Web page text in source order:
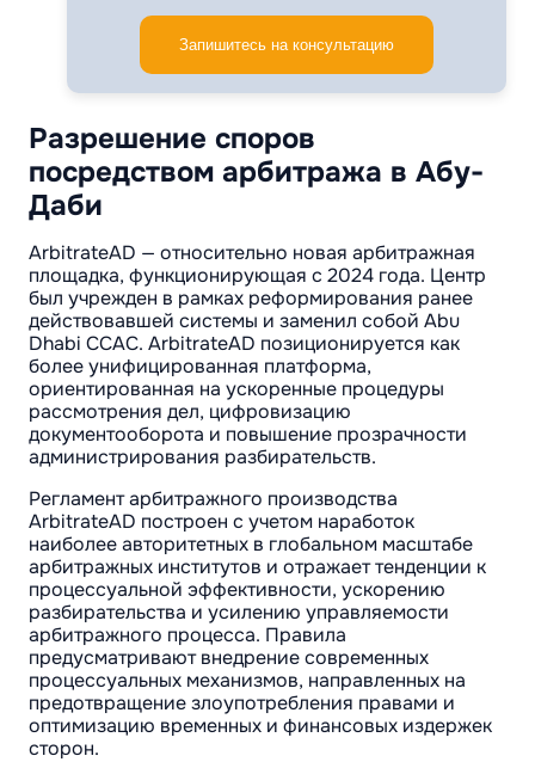
Запишитесь на консультацию
Разрешение споров
посредством арбитража в Абу-
Даби
ArbitrateAD — относительно новая арбитражная
площадка, функционирующая с 2024 года. Центр
был учрежден в рамках реформирования ранее
действовавшей системы и заменил собой Abu
Dhabi CCAC. ArbitrateAD позиционируется как
более унифицированная платформа,
ориентированная на ускоренные процедуры
рассмотрения дел, цифровизацию
документооборота и повышение прозрачности
администрирования разбирательств.
Регламент арбитражного производства
ArbitrateAD построен с учетом наработок
наиболее авторитетных в глобальном масштабе
арбитражных институтов и отражает тенденции к
процессуальной эффективности, ускорению
разбирательства и усилению управляемости
арбитражного процесса. Правила
предусматривают внедрение современных
процессуальных механизмов, направленных на
предотвращение злоупотребления правами и
оптимизацию временных и финансовых издержек
сторон.